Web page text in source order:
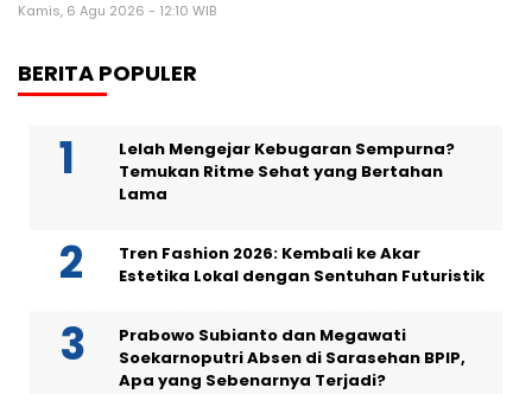
Kamis, 6 Agu 2026 - 12:10 WIB
BERITA POPULER
Lelah Mengejar Kebugaran Sempurna?
Temukan Ritme Sehat yang Bertahan
Lama
Tren Fashion 2026: Kembali ke Akar
Estetika Lokal dengan Sentuhan Futuristik
Prabowo Subianto dan Megawati
Soekarnoputri Absen di Sarasehan BPIP,
Apa yang Sebenarnya Terjadi?